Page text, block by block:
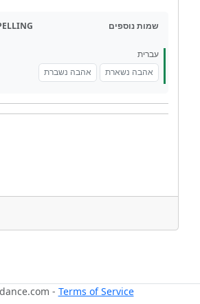
שמות נוספים
עברית
אהבה נשארת
אהבה נשברת
- Terms of Service